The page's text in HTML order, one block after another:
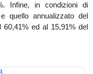
Infine, in condizioni di
quello annualizzato del
60,41% ed al 15,91% del